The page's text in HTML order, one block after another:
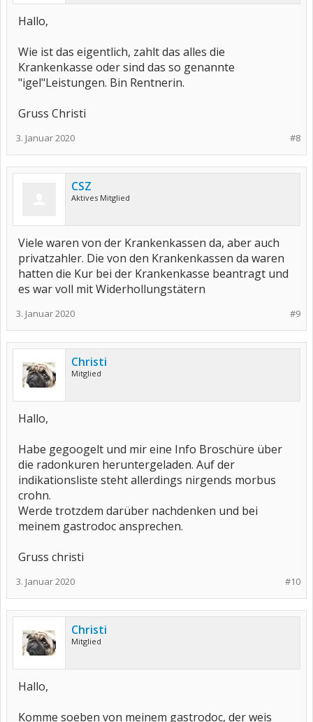
Hallo,
Wie ist das eigentlich, zahlt das alles die
Krankenkasse oder sind das so genannte
"igel"Leistungen. Bin Rentnerin.
Gruss Christi
#8
3. Januar 2020
CSZ
Aktives Mitglied
Viele waren von der Krankenkassen da, aber auch
privatzahler. Die von den Krankenkassen da waren
hatten die Kur bei der Krankenkasse beantragt und
es war voll mit Widerhollungstätern
#9
3. Januar 2020
Christi
Mitglied
Hallo,
Habe gegoogelt und mir eine Info Broschüre über
die radonkuren heruntergeladen. Auf der
indikationsliste steht allerdings nirgends morbus
crohn.
Werde trotzdem darüber nachdenken und bei
meinem gastrodoc ansprechen.
Gruss christi
#10
3. Januar 2020
Christi
Mitglied
Hallo,
Komme soeben von meinem gastrodoc, der weis